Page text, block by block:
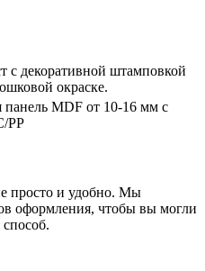
c декоративной штамповкой
окраске.
панель MDF от 10-16 мм с
PP
просто и удобно. Мы
оформления, чтобы вы могли